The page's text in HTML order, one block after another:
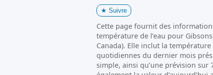
★ Suivre
Cette page fournit des
température de l’eau pour
Canada). Elle inclut la
quotidiennes du dernier mois
simple, ainsi qu’une prévision sur